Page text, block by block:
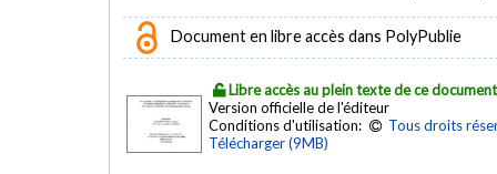
Document en libre accès dans PolyPublie
Libre accès au plein texte de ce document
Version officielle de l'éditeur
Conditions d'utilisation:
Tous droits
Télécharger (9MB)